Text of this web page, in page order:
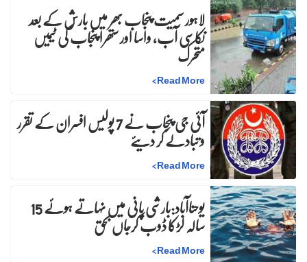
لاہور سمیت پنجاب بھر میں بارش کے بعد
نکاسی آب، واسا اور ستھرا پنجاب کی ٹیمیں
متحرک
Read More
>
آئی جی پنجاب نے 7 پولیس افسران کے تقرر و تبادلے کر دیئے
Read More
>
یوحناآباد:بارشی پانی میں نہاتے ہوئے 15 سالہ لڑکا ڈوب کرجاں بحق
Read More
>